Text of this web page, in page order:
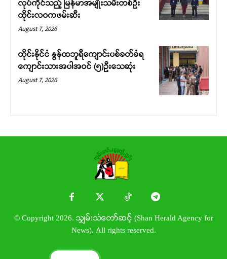
လုပ်ကိုင်သည့် မြန်မာအမျိုးသမီးတစ်ဦး
ထိုင်းလဝကဖမ်းဆီး
August 7, 2026
ထိုင်းနိုင်ငံ နွန်ထဘူရီကျောင်းပစ်ခတ်ခံရ
ကျောင်းသားအပါအဝင် (၅)ဉီးသေဆုံး
August 7, 2026
© Copyright 2026. သျှမ်းသံတော်ဆင့် (Shan Herald Agency for
News). All rights reserved.